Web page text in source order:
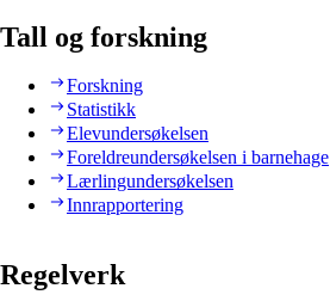
Tall og forskning
Forskning
Statistikk
Elevundersøkelsen
Foreldreundersøkelsen i barnehage
Lærlingundersøkelsen
Innrapportering
Regelverk